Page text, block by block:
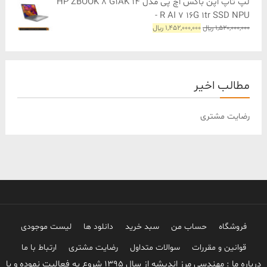
بود.
است.
- R AI 7 16G 1tr SSD NPU
1,520,000,000﷼قیمت
1,452,000,000 ﷼قیمت
مطالب اخیر
رضایت مشتری
فروشگاه حساب من سبد خرید دانلود ها
لیست موجودی
قوانین و مقررات
سوالات متداول رضایت مشتری ارتباط با ما
درباره ما : مهندسی مرز اندیشه از سال 1395 شروع به فعالیت نموده و با